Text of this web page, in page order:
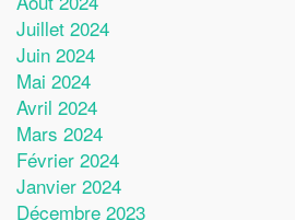
Juillet 2024
Juin 2024
Mai 2024
Avril 2024
Mars 2024
Février 2024
Janvier 2024
Décembre 2023